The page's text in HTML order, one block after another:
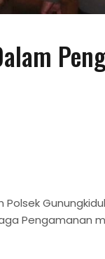
Pengamanan